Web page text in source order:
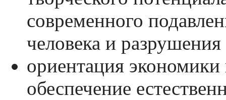
современного
человека и
ориентация
обеспечение